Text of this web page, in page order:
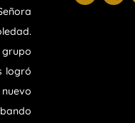
logró